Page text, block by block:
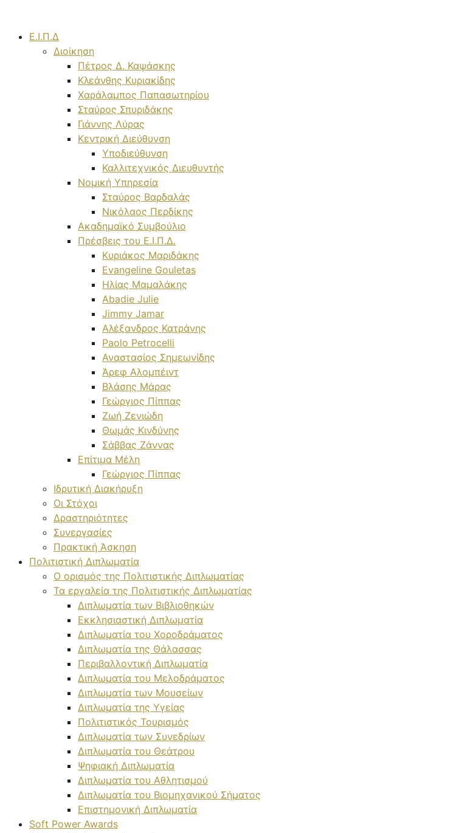
περιεχόμενο
Ε.Ι.Π.Δ
Διοίκηση
Πέτρος Δ. Καψάσκης
Κλεάνθης Κυριακίδης
Χαράλαμπος Παπασωτηρίου
Σταύρος Σπυριδάκης
Γιάννης Λύρας
Κεντρική Διεύθυνση
Υποδιεύθυνση
Καλλιτεχνικός Διευθυντής
Νομική Υπηρεσία
Σταύρος Βαρδαλάς
Νικόλαος Περδίκης
Ακαδημαϊκό Συμβούλιο
Πρέσβεις του Ε.Ι.Π.Δ.
Κυριάκος Μαριδάκης
Evangeline Gouletas
Ηλίας Μαμαλάκης
Abadie Julie
Jimmy Jamar
Αλέξανδρος Κατράνης
Paolo Petrocelli
Αναστασίος Σημεωνίδης
Άρεφ Αλομπέιντ
Βλάσης Μάρας
Γεώργιος Πίππας
Ζωή Ζενιώδη
Θωμάς Κινδύνης
Σάββας Ζάννας
Επίτιμα Μέλη
Γεώργιος Πίππας
Ιδρυτική Διακήρυξη
Οι Στόχοι
Δραστηριότητες
Συνεργασίες
Πρακτική Άσκηση
Πολιτιστική Διπλωματία
Ο ορισμός της Πολιτιστικής Διπλωματίας
Τα εργαλεία της Πολιτιστικής Διπλωματίας
Διπλωματία των Βιβλιοθηκών
Εκκλησιαστική Διπλωματία
Διπλωματία του Χοροδράματος
Διπλωματία της Θάλασσας
Περιβαλλοντική Διπλωματία
Διπλωματία του Μελοδράματος
Διπλωματία των Μουσείων
Διπλωματία της Υγείας
Πολιτιστικός Τουρισμός
Διπλωματία των Συνεδρίων
Διπλωματία του Θεάτρου
Ψηφιακή Διπλωματία
Διπλωματία του Αθλητισμού
Διπλωματία του Βιομηχανικού Σήματος
Επιστημονική Διπλωματία
Soft Power Awards